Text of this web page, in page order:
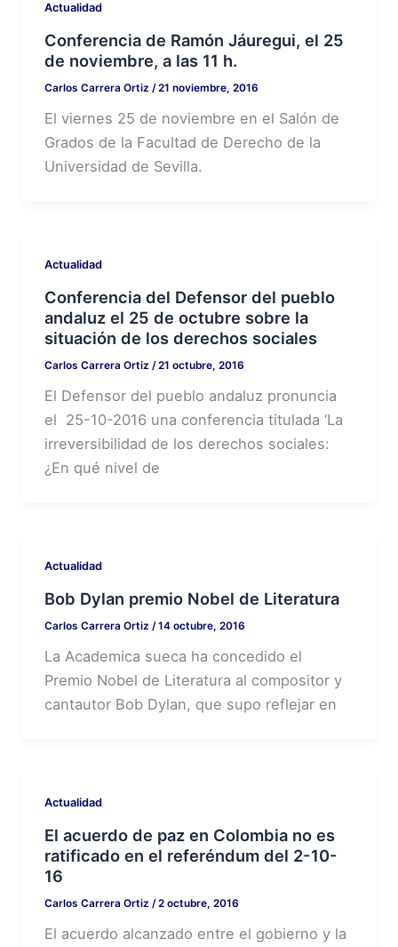
Actualidad
Conferencia de Ramón Jáuregui, el 25
de noviembre, a las 11 h.
Carlos Carrera Ortiz /21 noviembre, 2016
El viernes 25 de noviembre en el Salón de
Grados de la Facultad de Derecho de la
Universidad de Sevilla.
Actualidad
Conferencia del Defensor del pueblo
andaluz el 25 de octubre sobre la
situación de los derechos sociales
Carlos Carrera Ortiz /21 octubre, 2016
El Defensor del pueblo andaluz pronuncia
el 25-10-2016 una conferencia titulada ‘La
irreversibilidad de los derechos sociales:
¿En qué nivel de
Actualidad
Bob Dylan premio Nobel de Literatura
Carlos Carrera Ortiz /14 octubre, 2016
La Academica sueca ha concedido el
Premio Nobel de Literatura al compositor y
cantautor Bob Dylan, que supo reflejar en
Actualidad
El acuerdo de paz en Colombia no es
ratificado en el referéndum del 2-10-
16
Carlos Carrera Ortiz /2 octubre, 2016
El acuerdo alcanzado entre el gobierno y la